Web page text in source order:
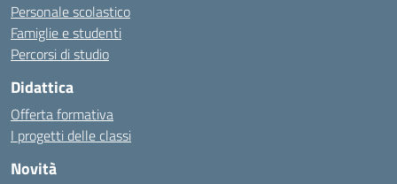
Personale scolastico
Famiglie e studenti
Percorsi di studio
Didattica
Offerta formativa
I progetti delle classi
Novità